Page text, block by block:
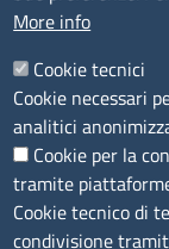
Accessibilità
IBAN e
Informative
Verifiche PA
Attuazione
Modulistica
More info
Cookie tecnici
Cookie necessari
analitici
Cookie per la
tramite
Cookie tecnico di
condivisione